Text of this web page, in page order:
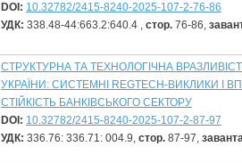
DOI: 10.32782/2415-8240-2025-107-2-76-86
УДК: 338.48-44:663.2:640.4 , стор.76-86,
СТРУКТУРНА ТА ТЕХНОЛОГІЧНА
УКРАЇНИ: СИСТЕМНІ RЕGTECH-ВИКЛИКИ І
СТІЙКІСТЬ БАНКІВСЬКОГО СЕКТОРУ
DOI: 10.32782/2415-8240-2025-107-2-87-97
УДК: 336.76: 336.71: 004.9, стор.87-97,